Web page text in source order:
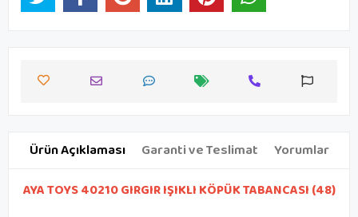
Ürün Açıklaması Garanti ve Teslimat Yorumlar
AYA TOYS 40210 GIRGIR IŞIKLI KÖPÜK TABANCASI (48)